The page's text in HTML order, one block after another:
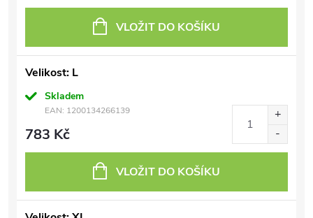
VLOŽIT DO KOŠÍKU
Velikost: L
Skladem
EAN: 1200134266139
783 Kč
VLOŽIT DO KOŠÍKU